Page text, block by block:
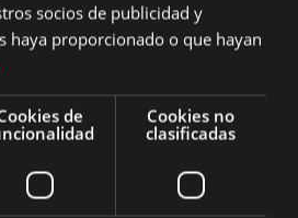
socios de publicidad y
haya proporcionado o que hayan
de
Cookies no
clasificadas